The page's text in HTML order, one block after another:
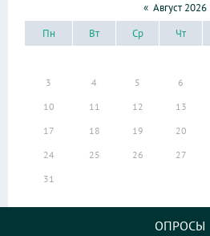
« Август 2026
Пн
Вт Ср Чт
3
4 5 6
10
11 12 13
17
18 19 20
24
25 26 27
31
ОПРОСЫ